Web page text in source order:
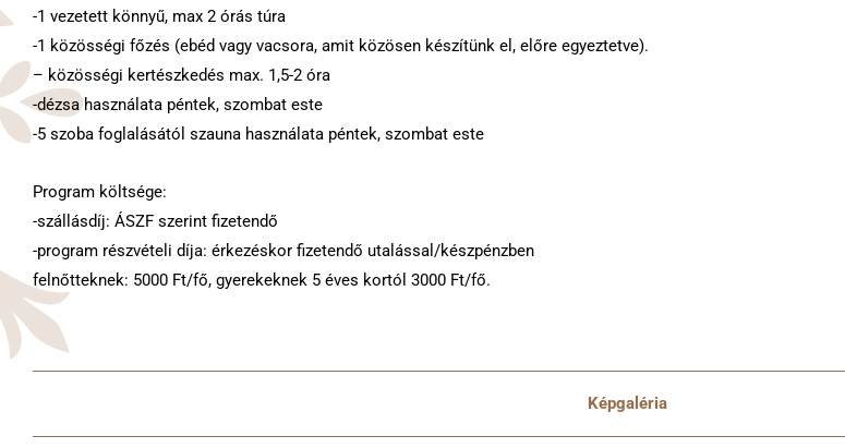
-1 vezetett könnyű, max 2 órás túra
-1 közösségi főzés (ebéd vagy vacsora, amit közösen készítünk el, előre egyeztetve).
– közösségi kertészkedés max. 1,5-2 óra
-dézsa használata péntek, szombat este
-5 szoba foglalásától szauna használata péntek, szombat este
Program költsége:
-szállásdíj: ÁSZF szerint fizetendő
-program részvételi díja: érkezéskor fizetendő utalással/készpénzben
felnőtteknek: 5000 Ft/fő, gyerekeknek 5 éves kortól 3000 Ft/fő.
Képgaléria